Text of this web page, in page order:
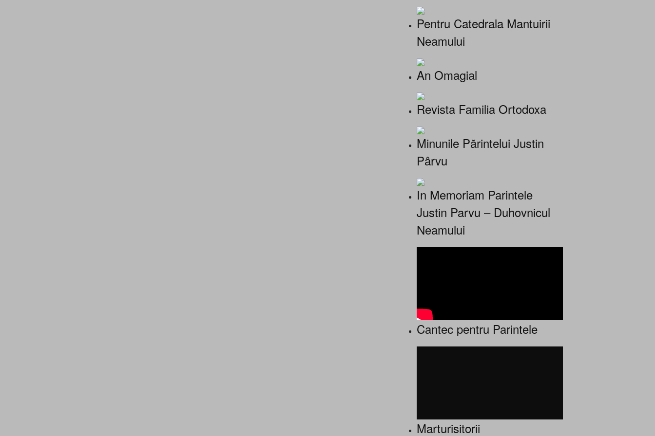
Pentru Catedrala Mantuirii
Neamului
An Omagial
Revista Familia Ortodoxa
Minunile Părintelui Justin
Pârvu
In Memoriam Parintele
Justin Parvu – Duhovnicul
Neamului
Cantec pentru Parintele
Marturisitorii